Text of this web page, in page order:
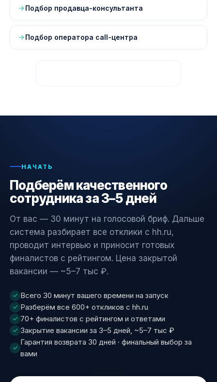
Подбор продавца-консультанта
Подбор оператора call-центра
НАЧАТЬ
Подберём качественного
сотрудника за 3–5 дней
От вас — 30 минут на голосовой бриф. Дальше
система разбирает все отклики с hh.ru,
проводит интервью и приносит готовых
финалистов с рейтингом. Цена закрытой
вакансии — ~5–7 тыс ₽.
Всего 30 минут вашего времени на запуск
Разберём все 600+ откликов с hh.ru
70+ финалистов с рейтингом и ответами
Закрытие вакансии за 3–5 дней, ~5–7 тыс ₽
Гарантия возврата 30 дней · финальный выбор за
вами